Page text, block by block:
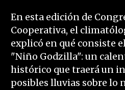
En esta edición de
Cooperativa, el
explicó en qué consiste
"Niño Godzilla": un
histórico que traerá un
posibles lluvias sobre lo